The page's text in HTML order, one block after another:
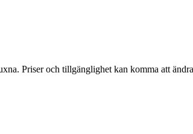
Priser och tillgänglighet kan komma att